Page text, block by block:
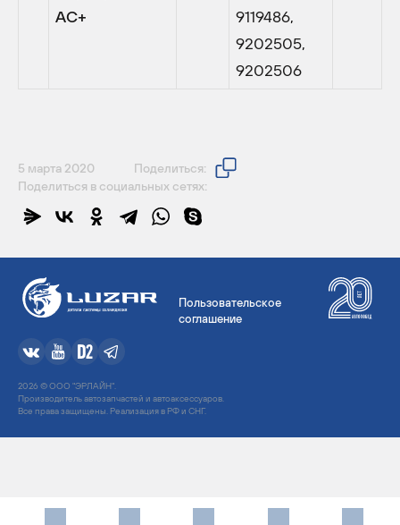
AC+
9119486,
9202505,
9202506
5 марта 2020
Поделиться:
Поделиться в социальных сетях:
Пользовательское
соглашение
2026 © ООО "ЭРЛАЙН".
Производитель автозапчастей и автоаксессуаров.
Все права защищены. Реализация в РФ и СНГ.